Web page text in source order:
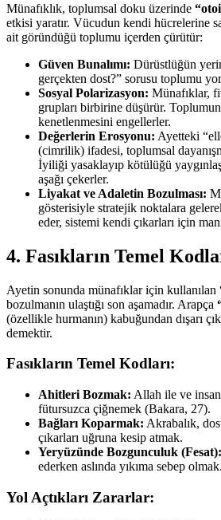
Münafıklık, toplumsal doku üzerinde
etkisi yaratır. Vücudun kendi hücrelerine
ait göründüğü toplumu içerden çürütür:
Güven Bunalımı: Dürüstlüğün
gerçekten dost?” sorusu toplumu
Sosyal Polarizasyon: Münafıklar,
grupları birbirine düşürür.
kenetlenmesini engellerler.
Değerlerin Erosyonu: Ayetteki
(cimrilik) ifadesi, toplumsal
İyiliği yasaklayıp kötülüğü
aşağı çekerler.
Liyakat ve Adaletin Bozulması:
gösterisiyle stratejik noktalara
eder, sistemi kendi çıkarları için
4. Fasıkların Temel
Ayetin sonunda münafıklar için kullanılan
bozulmanın ulaştığı son aşamadır. Arapça
(özellikle hurmanın) kabuğundan dışarı
demektir.
Fasıkların Temel Kodları:
Ahitleri Bozmak: Allah ile ve
fütursuzca çiğnemek (Bakara, 27).
Bağları Koparmak: Akrabalık,
çıkarları uğruna kesip atmak.
Yeryüzünde Bozgunculuk (Fesat):
ederken aslında yıkıma sebep olmak.
Yol Açtıkları Zararlar: